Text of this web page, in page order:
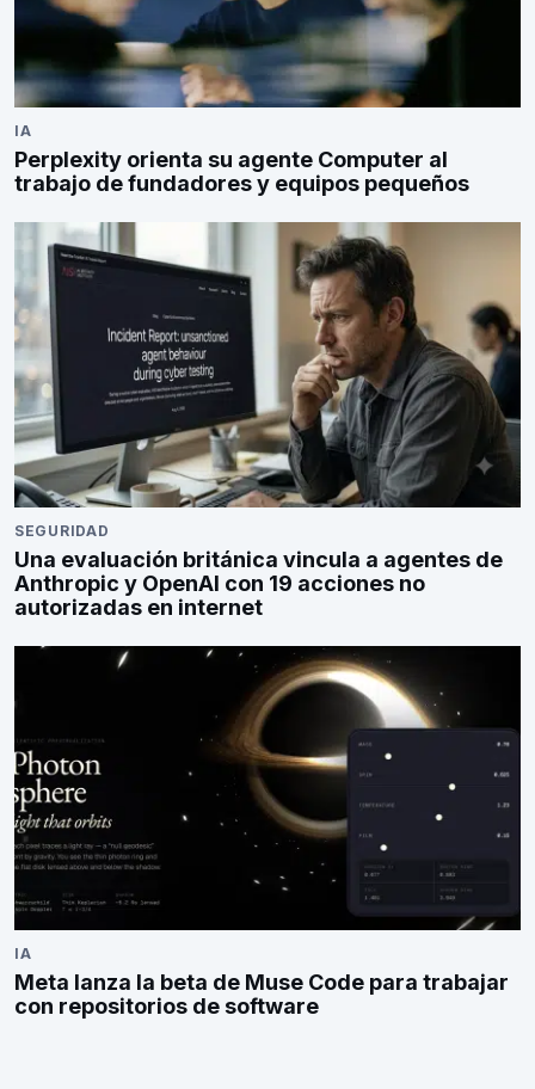
IA
Perplexity orienta su agente Computer al
trabajo de fundadores y equipos pequeños
SEGURIDAD
Una evaluación británica vincula a agentes de
Anthropic y OpenAI con 19 acciones no
autorizadas en internet
IA
Meta lanza la beta de Muse Code para trabajar
con repositorios de software